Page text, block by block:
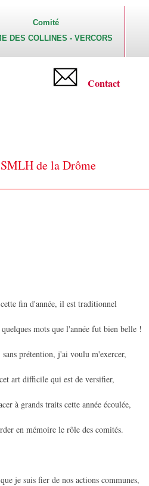
Comité
DES COLLINES - VERCORS
Contact
de la Drôme
fin d'année, il est traditionnel
mots que l'année fut bien belle !
sans prétention, j'ai voulu m'exercer,
art difficile qui est de versifier,
à grands traits cette année écoulée,
en mémoire le rôle des comités.
je suis fier de nos actions communes,